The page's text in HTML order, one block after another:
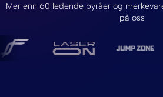
Mer enn 60 ledende byråer og
på oss